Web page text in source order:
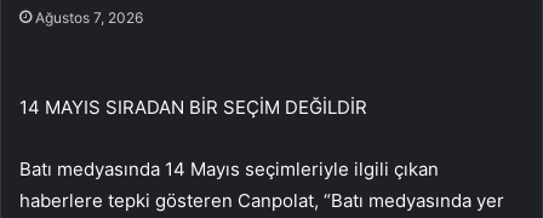
Ağustos 7, 2026
14 MAYIS SIRADAN BİR SEÇİM DEĞİLDİR
Batı medyasında 14 Mayıs seçimleriyle ilgili çıkan
haberlere tepki gösteren Canpolat, “Batı medyasında yer